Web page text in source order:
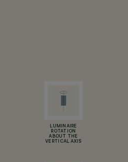
LUMINAIRE
ROTATION
ABOUT THE
VERTICAL AXIS